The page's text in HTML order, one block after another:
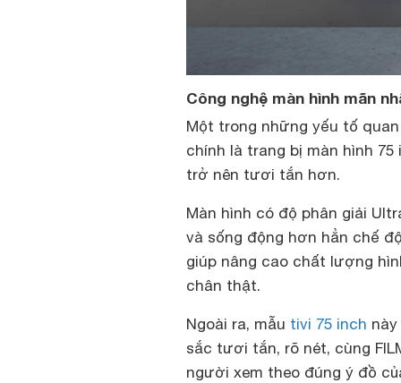
Công nghệ màn hình mãn
Một trong những yếu tố
chính là trang bị màn hình
trở nên tươi tắn hơn.
Màn hình có độ phân giải
và sống động hơn hẳn chế
giúp nâng cao chất lượng
chân thật.
Ngoài ra, mẫu tivi 75 inch
sắc tươi tắn, rõ nét, cùng
người xem theo đúng ý đồ